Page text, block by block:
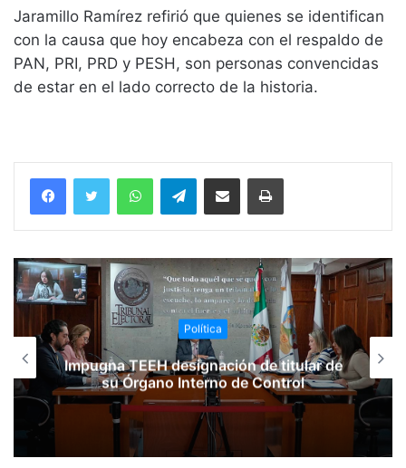
Jaramillo Ramírez refirió que quienes se identifican
con la causa que hoy encabeza con el respaldo de
PAN, PRI, PRD y PESH, son personas convencidas
de estar en el lado correcto de la historia.
WhatsAppTelegramCompartir vía email Imprimir
Política
Impugna TEEH designación de titular de
su Órgano Interno de Control